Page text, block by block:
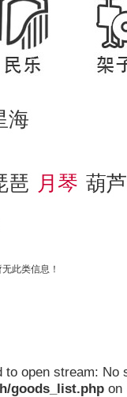
海
琶 月琴 葫
无此类信息！
to open stream: No
goods_list.php on